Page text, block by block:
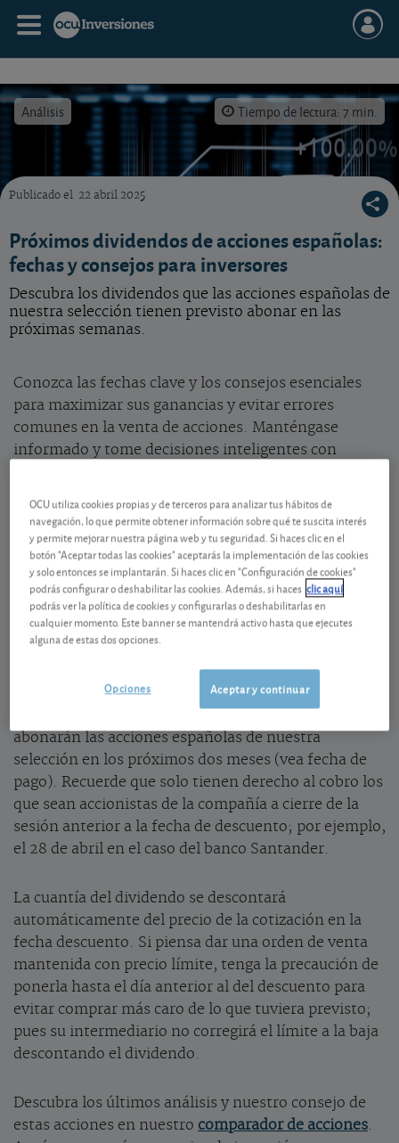
Análisis Tiempo de lectura: 7 min.
Al igual que las compañías son libres para fijar el montante de sus dividendos,
Publicado el 22 abril 2025
Próximos dividendos de acciones españolas:
fechas y consejos para inversores
Descubra los dividendos que las acciones españolas de
nuestra selección tienen previsto abonar en las
próximas semanas.
Conozca las fechas clave y los consejos esenciales
para maximizar sus ganancias y evitar errores
comunes en la venta de acciones. Manténgase
informado y tome decisiones inteligentes con
Dividendos en efectivo
Vea los dividendos que tienen previsto abonar las
acciones españolas de nuestra selección en las
próximas semanas. Dividendos de los pesos pesados
de la bolsa española como Santander, Inditex o
Telefónica, así como de compañías más pequeñas
como Ebro Foods, Aperam o Enagas.
abonarán las acciones españolas de nuestra
selección en los próximos dos meses (vea fecha de
pago). Recuerde que solo tienen derecho al cobro los
que sean accionistas de la compañía a cierre de la
sesión anterior a la fecha de descuento; por ejemplo,
el 28 de abril en el caso del banco Santander.
La cuantía del dividendo se descontará
automáticamente del precio de la cotización en la
fecha descuento. Si piensa dar una orden de venta
mantenida con precio límite, tenga la precaución de
ponerla hasta el día anterior al del descuento para
evitar comprar más caro de lo que tuviera previsto;
pues su intermediario no corregirá el límite a la baja
descontando el dividendo.
Descubra los últimos análisis y nuestro consejo de
estas acciones en nuestro comparador de acciones.
OCU utiliza cookies propias y de terceros para analizar tus hábitos de
navegación, lo que permite obtener información sobre qué te suscita interés
y permite mejorar nuestra página web y tu seguridad. Si haces clic en el
botón "Aceptar todas las cookies" aceptarás la implementación de las cookies
y solo entonces se implantarán. Si haces clic en "Configuración de cookies"
podrás configurar o deshabilitar las cookies. Además, si haces clic aquí
podrás ver la política de cookies y configurarlas o deshabilitarlas en
cualquier momento. Este banner se mantendrá activo hasta que ejecutes
alguna de estas dos opciones.
Aceptar y continuar
Opciones